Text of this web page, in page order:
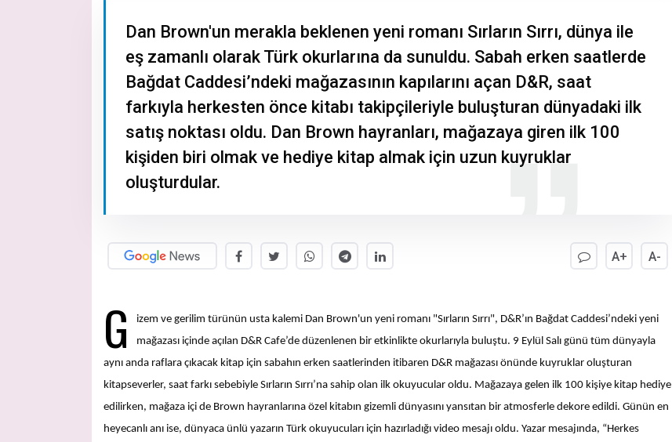
Dan Brown'un merakla beklenen yeni romanı Sırların Sırrı, dünya ile
eş zamanlı olarak Türk okurlarına da sunuldu. Sabah erken saatlerde
Bağdat Caddesi’ndeki mağazasının kapılarını açan D&R, saat
farkıyla herkesten önce kitabı takipçileriyle buluşturan dünyadaki ilk
satış noktası oldu. Dan Brown hayranları, mağazaya giren ilk 100
kişiden biri olmak ve hediye kitap almak için uzun kuyruklar
oluşturdular.
A+ A-
G
izem ve gerilim türünün usta kalemi Dan Brown'un yeni romanı "Sırların Sırrı", D&R’ın Bağdat Caddesi’ndeki yeni
mağazası içinde açılan D&R Cafe’de düzenlenen bir etkinlikte okurlarıyla buluştu. 9 Eylül Salı günü tüm dünyayla
aynı anda raflara çıkacak kitap için sabahın erken saatlerinden itibaren D&R mağazası önünde kuyruklar oluşturan
kitapseverler, saat farkı sebebiyle Sırların Sırrı’na sahip olan ilk okuyucular oldu. Mağazaya gelen ilk 100 kişiye kitap hediye
edilirken, mağaza içi de Brown hayranlarına özel kitabın gizemli dünyasını yansıtan bir atmosferle dekore edildi. Günün en
heyecanlı anı ise, dünyaca ünlü yazarın Türk okuyucuları için hazırladığı video mesajı oldu. Yazar mesajında, “Herkes